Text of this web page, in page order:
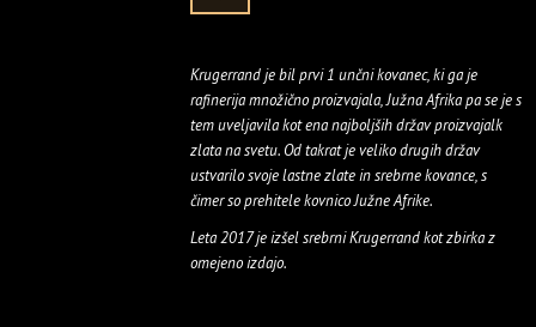
Krugerrand je bil prvi 1 unčni kovanec, ki ga je
rafinerija množično proizvajala, Južna Afrika pa se je s
tem uveljavila kot ena najboljših držav proizvajalk
zlata na svetu. Od takrat je veliko drugih držav
ustvarilo svoje lastne zlate in srebrne kovance, s
čimer so prehitele kovnico Južne Afrike.
Leta 2017 je izšel srebrni Krugerrand kot zbirka z
omejeno izdajo.